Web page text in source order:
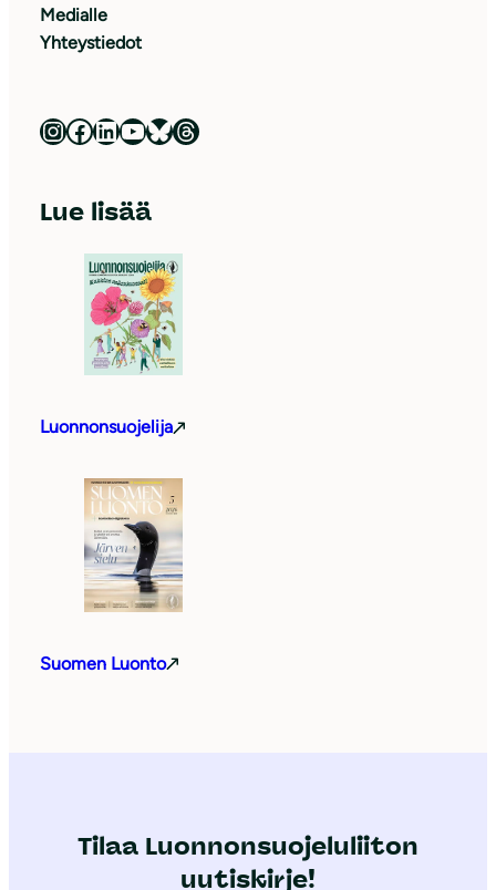
Medialle
Yhteystiedot
Luonnonsuojeluliitto Instagramissa Luonnonsuojeluliitto Facebookissa Luonnonsuojeluliitto LinkedInissä Luonnonsuojeluliiton YouTube-kanava Luonnonsuojeluliitto Blueskyssa Luonnonsuojeluliitto Threadsissa
Lue lisää
Luonnonsuojelija
Suomen Luonto
Tilaa Luonnonsuojeluliiton
uutiskirje!